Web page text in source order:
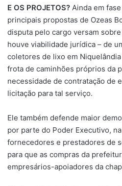
E OS PROJETOS? Ainda em
principais propostas de Ozeas
disputa pelo cargo versam
houve viabilidade jurídica – de
coletores de lixo em
frota de caminhões próprios da
necessidade de contratação de
licitação para tal serviço.
Ele também defende maior
por parte do Poder Executivo,
fornecedores e prestadores de
para que as compras da
empresários-apoiadores da